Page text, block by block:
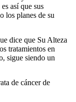
así que sus
los planes de su
dice que Su Alteza
tratamientos en
sigue siendo un
de cáncer de